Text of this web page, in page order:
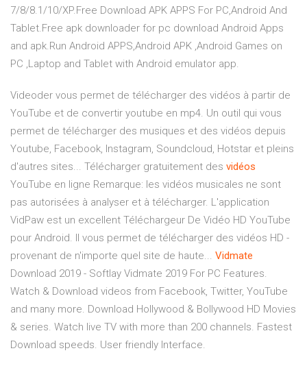
7/8/8.1/10/XP.Free Download APK APPS For PC,Android And
Tablet.Free apk downloader for pc download Android Apps
and apk.Run Android APPS,Android APK ,Android Games on
PC ,Laptop and Tablet with Android emulator app.
Videoder vous permet de télécharger des vidéos à partir de
YouTube et de convertir youtube en mp4. Un outil qui vous
permet de télécharger des musiques et des vidéos depuis
Youtube, Facebook, Instagram, Soundcloud, Hotstar et pleins
d'autres sites... Télécharger gratuitement des vidéos
YouTube en ligne Remarque: les vidéos musicales ne sont
pas autorisées à analyser et à télécharger. L'application
VidPaw est un excellent Téléchargeur De Vidéo HD YouTube
pour Android. Il vous permet de télécharger des vidéos HD -
provenant de n'importe quel site de haute... Vidmate
Download 2019 - Softlay Vidmate 2019 For PC Features.
Watch & Download videos from Facebook, Twitter, YouTube
and many more. Download Hollywood & Bollywood HD Movies
& series. Watch live TV with more than 200 channels. Fastest
Download speeds. User friendly Interface.